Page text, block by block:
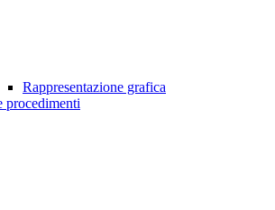
Rappresentazione grafica
procedimenti